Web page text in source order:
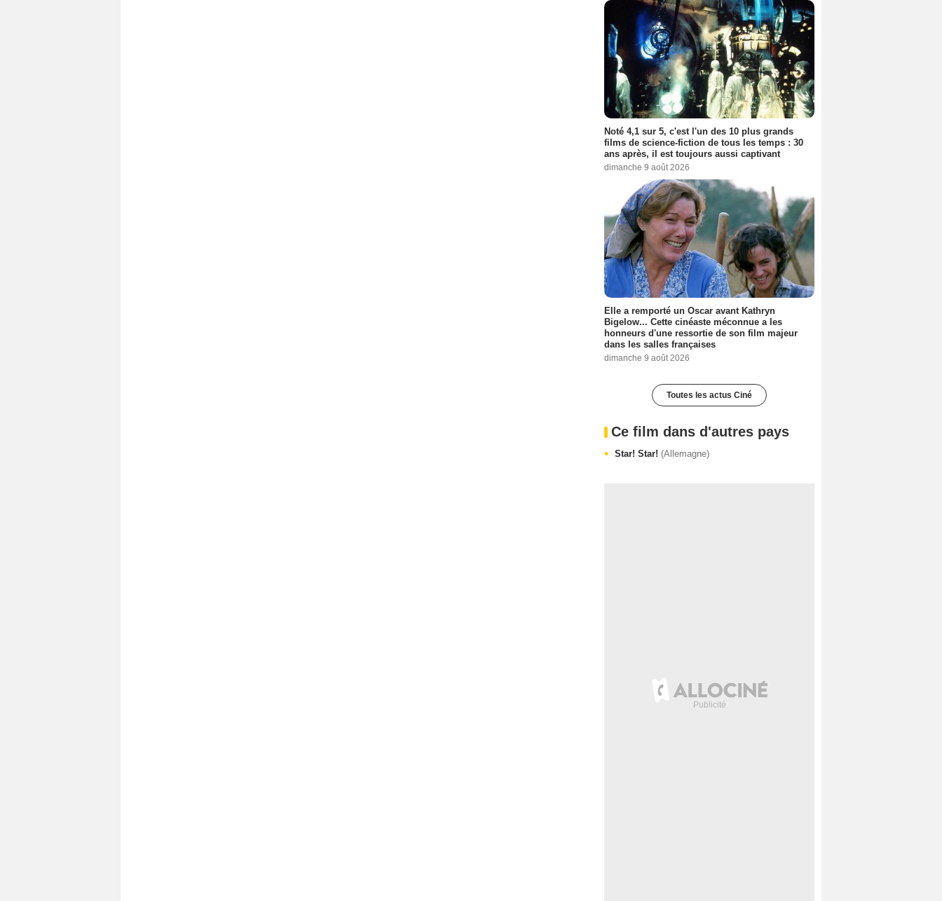
Noté 4,1 sur 5, c'est l'un des 10 plus grands
films de science-fiction de tous les temps : 30
ans après, il est toujours aussi captivant
dimanche 9 août 2026
Elle a remporté un Oscar avant Kathryn
Bigelow... Cette cinéaste méconnue a les
honneurs d'une ressortie de son film majeur
dans les salles françaises
dimanche 9 août 2026
Toutes les actus Ciné
Ce film dans d'autres pays
Star! Star! (Allemagne)